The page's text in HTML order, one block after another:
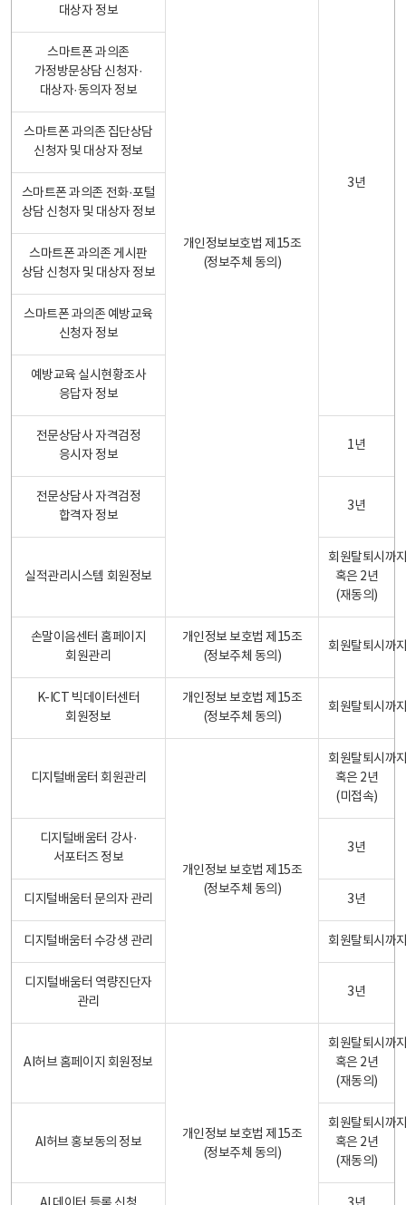
개인정보보호법 제15조
(정보주체 동의)
대상자 정보
3년
스마트폰 과의존
가정방문상담 신청자·
대상자·동의자 정보
스마트폰 과의존 집단상담
신청자 및 대상자 정보
스마트폰 과의존 전화·포털
상담 신청자 및 대상자 정보
스마트폰 과의존 게시판
상담 신청자 및 대상자 정보
스마트폰 과의존 예방교육
신청자 정보
예방교육 실시현황조사
응답자 정보
전문상담사 자격검정
응시자 정보
1년
전문상담사 자격검정
합격자 정보
3년
실적관리시스템 회원정보
회원탈퇴시까
혹은 2년
(재동의)
손말이음센터 홈페이지
회원관리
개인정보 보호법 제15조
(정보주체 동의)
회원탈퇴시까
K-ICT 빅데이터센터
회원정보
개인정보 보호법 제15조
(정보주체 동의)
회원탈퇴시까
디지털배움터 회원관리
개인정보 보호법 제15조
(정보주체 동의)
회원탈퇴시까
혹은 2년
(미접속)
디지털배움터 강사·
서포터즈 정보
3년
디지털배움터 문의자 관리 3년
디지털배움터 수강생 관리 회원탈퇴시까
디지털배움터 역량진단자
관리
3년
AI허브 홈페이지 회원정보
개인정보 보호법 제15조
(정보주체 동의)
회원탈퇴시까
혹은 2년
(재동의)
AI허브 홍보동의 정보
회원탈퇴시까
혹은 2년
(재동의)